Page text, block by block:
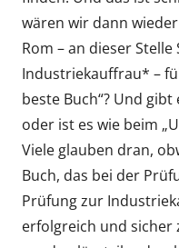
wären wir dann
Rom – an dieser
Industriekauffrau* –
beste Buch“? Und
oder ist es wie beim
Viele glauben dran,
Buch, das bei der
Prüfung zur
erfolgreich und